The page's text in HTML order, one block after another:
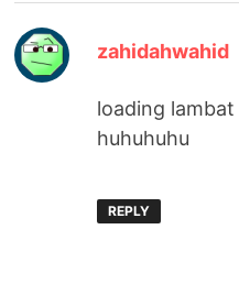
zahidahwahid
loading
huhuhuhu
REPLY